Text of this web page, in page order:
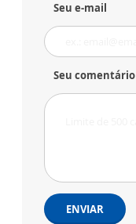
Seu e-mail
Seu comentário
ENVIAR